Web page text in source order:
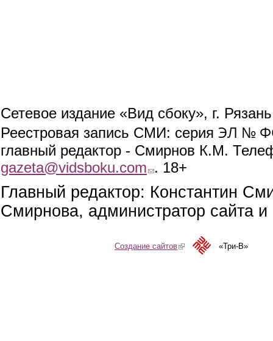
Сетевое издание «Вид сбоку», г.
Реестровая запись СМИ: серия ЭЛ №
главный редактор - Смирнов К.М.
gazeta@vidsboku.com (link sends e-mail)
. 18+
Главный редактор: Константин
Смирнова, администратор сайта
Создание сайтов(link is external)«Три-В»